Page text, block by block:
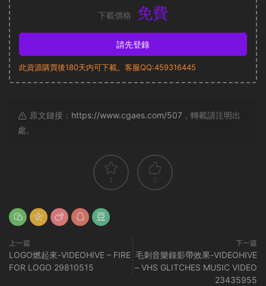
下載價格 免費
請先登錄
此資源購買後180天内可下載。客服QQ:459316445
原文鏈接： https://www.cgaes.com/507 ，轉載請注明出
處。
1 0
上一篇
LOGO燃起來-VIDEOHIVE – FIRE
FOR LOGO 29810515
下一篇
毛刺音樂錄影帶效果-VIDEOHIVE
– VHS GLITCHES MUSIC VIDEO
23435955